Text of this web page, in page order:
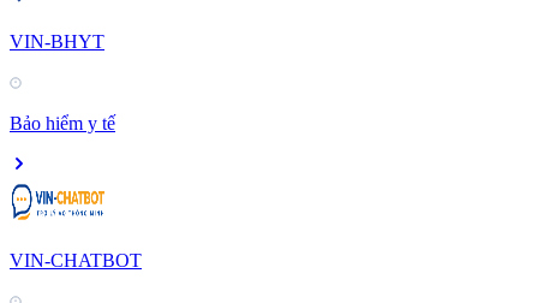
VIN-BHYT
Bảo hiểm y tế
VIN-CHATBOT